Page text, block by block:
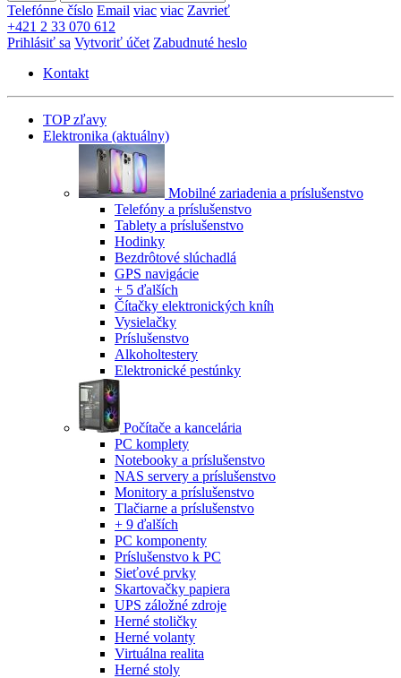
Telefónne číslo Email viac viac Zavrieť
+421 2 33 070 612
Prihlásiť sa Vytvoriť účet Zabudnuté heslo
Kontakt
TOP zľavy
Elektronika (aktuálny)
Mobilné zariadenia a príslušenstvo
Telefóny a príslušenstvo
Tablety a príslušenstvo
Hodinky
Bezdrôtové slúchadlá
GPS navigácie
+ 5 ďalších
Čítačky elektronických kníh
Vysielačky
Príslušenstvo
Alkoholtestery
Elektronické pestúnky
Počítače a kancelária
PC komplety
Notebooky a príslušenstvo
NAS servery a príslušenstvo
Monitory a príslušenstvo
Tlačiarne a príslušenstvo
+ 9 ďalších
PC komponenty
Príslušenstvo k PC
Sieťové prvky
Skartovačky papiera
UPS záložné zdroje
Herné stoličky
Herné volanty
Virtuálna realita
Herné stoly